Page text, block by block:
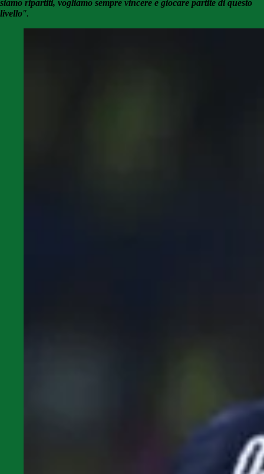
siamo ripartiti, vogliamo sempre vincere e giocare partite di questo
livello".